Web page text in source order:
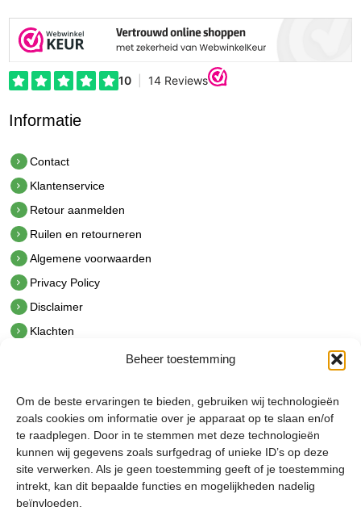
Beheer toestemming
Om de beste ervaringen te bieden, gebruiken wij technologieën
zoals cookies om informatie over je apparaat op te slaan en/of
te raadplegen. Door in te stemmen met deze technologieën
kunnen wij gegevens zoals surfgedrag of unieke ID’s op deze
site verwerken. Als je geen toestemming geeft of je toestemming
intrekt, kan dit bepaalde functies en mogelijkheden nadelig
beïnvloeden.
Informatie
Contact
Klantenservice
Retour aanmelden
Ruilen en retourneren
Algemene voorwaarden
Privacy Policy
Disclaimer
Klachten
hetindustriehuis B.V.
De Hoek 1 1601 MR Enkhuizen
t.0228 53 00 40
e.info@hetindustriehuis.com
KVK 51483904
BTW NL850044522B01